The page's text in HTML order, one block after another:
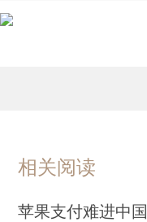
相关阅读
苹果支付难进中国